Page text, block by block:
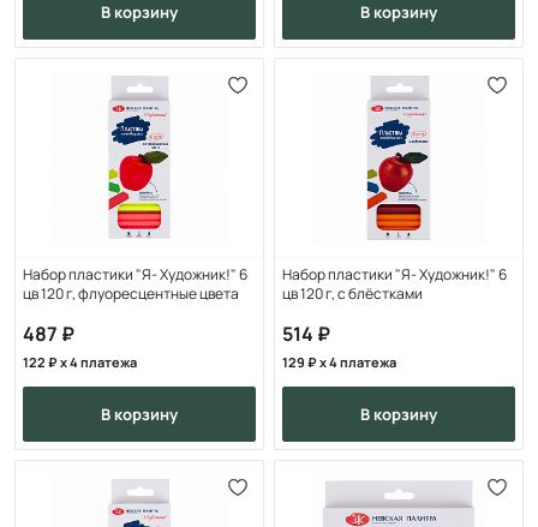
в корзину в корзину
Набор пластики "Я- Художник!" 6
цв 120 г, флуоресцентные цвета
487
122 x 4 платежа
в корзину
Набор пластики "Я- Художник!" 6
цв 120 г, с блёстками
514
129 x 4 платежа
в корзину